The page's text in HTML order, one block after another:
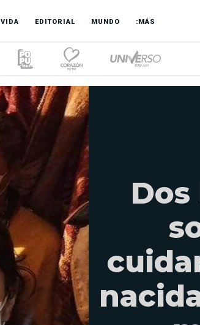
EDITORIAL MUNDO :MÁS